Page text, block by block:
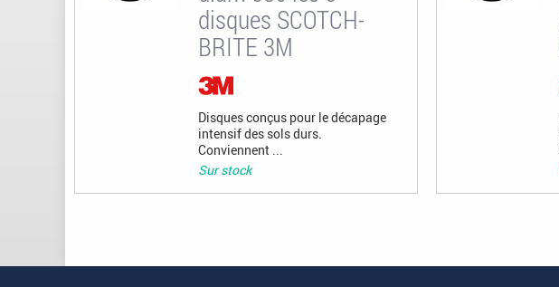
disques SCOTCH-
BRITE 3M
Disques conçus pour le décapage
intensif des sols durs.
Conviennent ...
Sur stock